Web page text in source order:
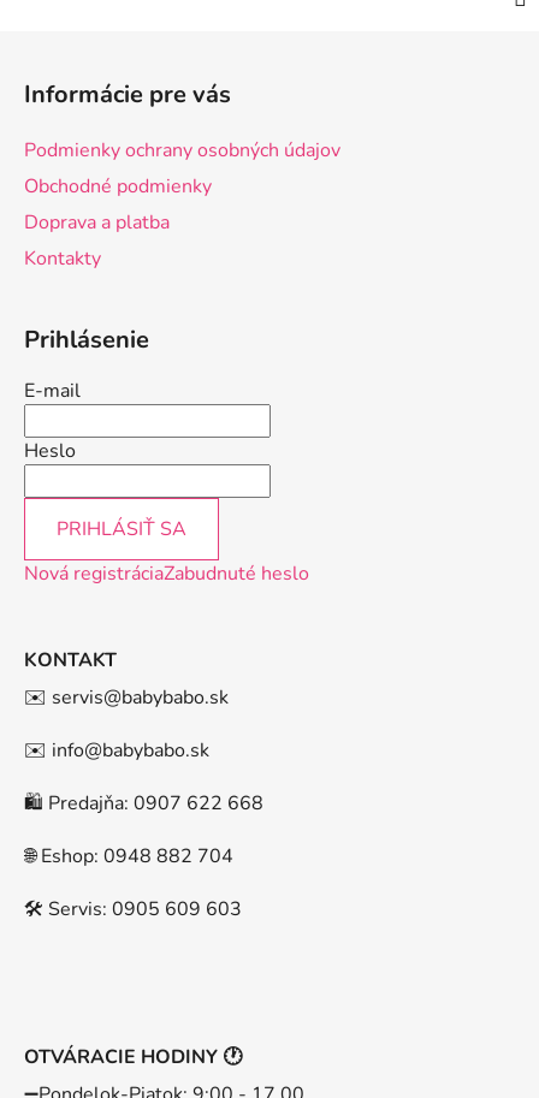
Informácie pre vás
Podmienky ochrany osobných údajov
Obchodné podmienky
Doprava a platba
Kontakty
Prihlásenie
E-mail
Heslo
PRIHLÁSIŤ SA
Nová registráciaZabudnuté heslo
KONTAKT
✉️ servis@babybabo.sk
✉️ info@babybabo.sk
🛍️ Predajňa: 0907 622 668
🌐 Eshop: 0948 882 704
🛠️ Servis: 0905 609 603
OTVÁRACIE HODINY 🕐